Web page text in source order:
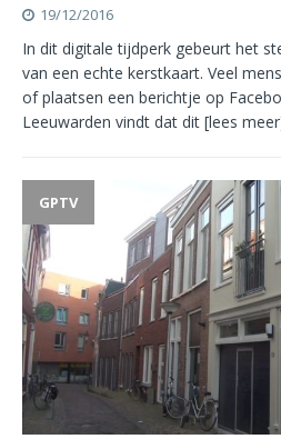
19/12/2016
In dit digitale tijdperk gebeurt het
van een echte kerstkaart. Veel
of plaatsen een berichtje op
Leeuwarden vindt dat dit [lees
GPTV